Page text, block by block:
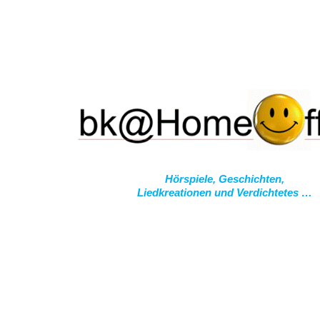
Hörspiele, Geschichten,
Liedkreationen und Verdichtetes …